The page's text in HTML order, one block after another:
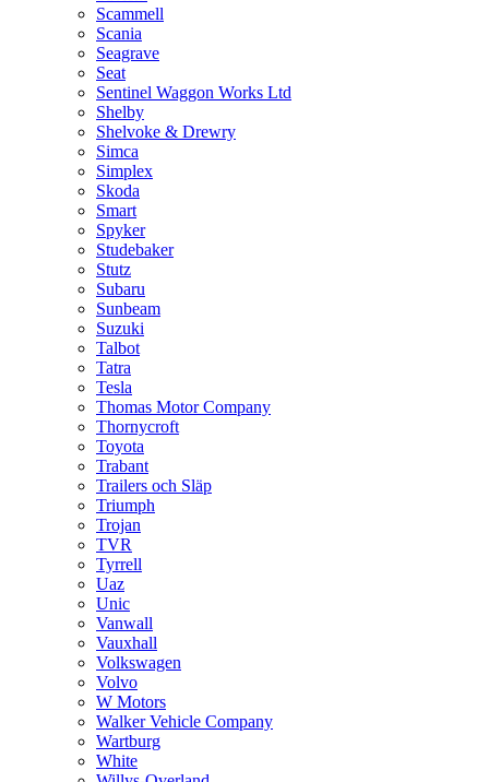
Scammell
Scania
Seagrave
Seat
Sentinel Waggon Works Ltd
Shelby
Shelvoke & Drewry
Simca
Simplex
Skoda
Smart
Spyker
Studebaker
Stutz
Subaru
Sunbeam
Suzuki
Talbot
Tatra
Tesla
Thomas Motor Company
Thornycroft
Toyota
Trabant
Trailers och Släp
Triumph
Trojan
TVR
Tyrrell
Uaz
Unic
Vanwall
Vauxhall
Volkswagen
Volvo
W Motors
Walker Vehicle Company
Wartburg
White